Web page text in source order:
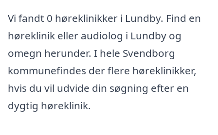
Vi fandt 0 høreklinikker i Lundby. Find en
høreklinik eller audiolog i Lundby og
omegn herunder. I hele Svendborg
kommunefindes der flere høreklinikker,
hvis du vil udvide din søgning efter en
dygtig høreklinik.